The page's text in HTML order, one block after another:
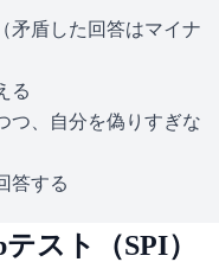
矛盾した回答はマイナ
る
つ、自分を偽りすぎな
答する
テスト（SPI）